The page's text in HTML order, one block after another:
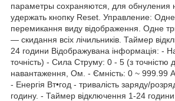
параметры сохраняются, для обнуления
удержать кнопку Reset. Управление:
перемикання виду відображення. Одне
— скидання всіх лічильників. Таймер
24 години Відображувана інформація: -
точність) - Сила Струму: 0 - 5 (з точністю
навантаження, Ом. - Ємність: 0 ~ 999.99
- Енергія Вт•год - тривалість заряду/
годину. - Таймер відключення 1-24